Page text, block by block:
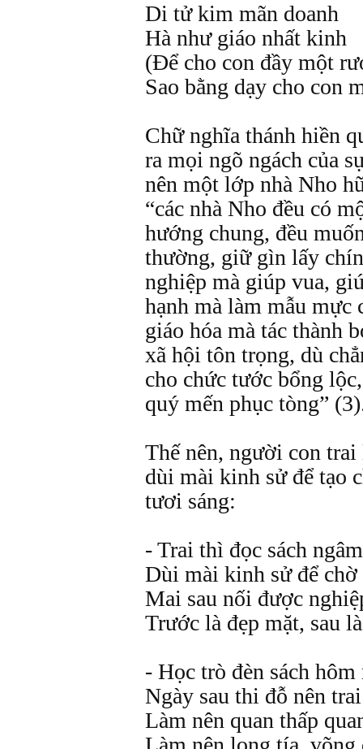
Di tử kim mãn doanh
Hà như giáo nhất kinh
(Để cho con đầy một
Sao bằng dạy cho con
Chữ nghĩa thánh hiền
ra mọi ngõ ngách của
nên một lớp nhà Nho
“các nhà Nho đều có
hướng chung, đều
thường, giữ gìn lấy
nghiệp mà giúp vua,
hạnh mà làm mẫu
giáo hóa mà tác thành
xã hội tôn trọng, dù
cho chức tước bổng
quý mến phục tòng”
Thế nên, người con
dùi mài kinh sử để tạo
tươi sáng:
- Trai thì đọc sách
Dùi mài kinh sử để
Mai sau nối được
Trước là đẹp mặt, sau
- Học trò đèn sách hôm
Ngày sau thi đỗ nên
Làm nên quan thấp